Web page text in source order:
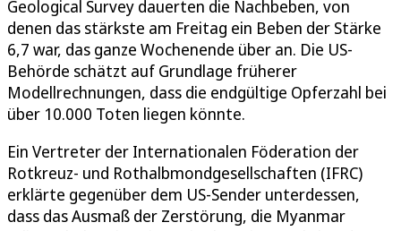
Geological Survey dauerten die Nachbeben, von
denen das stärkste am Freitag ein Beben der Stärke
6,7 war, das ganze Wochenende über an. Die US-
Behörde schätzt auf Grundlage früherer
Modellrechnungen, dass die endgültige Opferzahl bei
über 10.000 Toten liegen könnte.
Ein Vertreter der Internationalen Föderation der
Rotkreuz- und Rothalbmondgesellschaften (IFRC)
erklärte gegenüber dem US-Sender unterdessen,
dass das Ausmaß der Zerstörung, die Myanmar